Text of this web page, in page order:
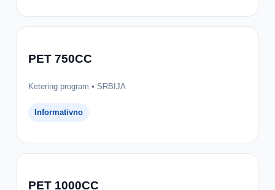
PET 750CC
Ketering program • SRBIJA
Informativno
PET 1000CC